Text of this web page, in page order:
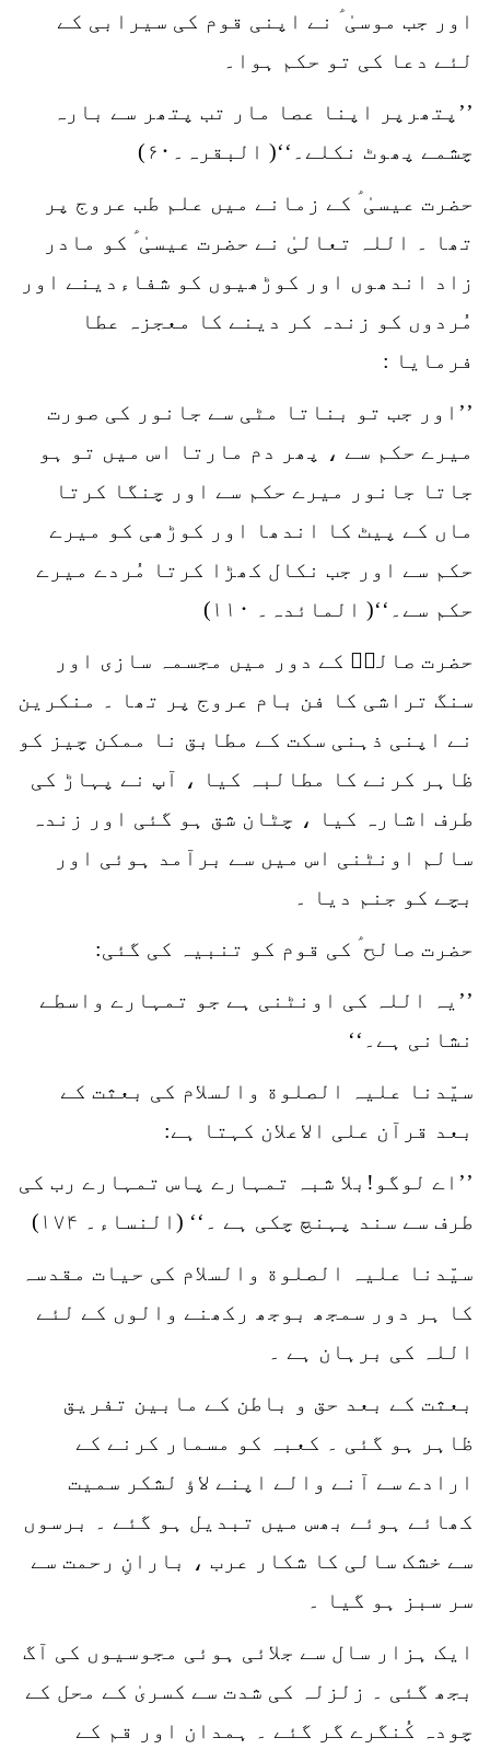
اور جب موسیٰ ؑ نے اپنی قوم کی سیرابی کے
لئے دعا کی تو حکم ہوا۔
’’پتھرپر اپنا عصا مار تب پتھر سے بارہ
چشمے پھوٹ نکلے۔‘‘( البقرہ۔۶۰)
حضرت عیسیٰ ؑ کے زمانے میں علم طب عروج پر
تھا ۔ اللہ تعالیٰ نے حضرت عیسیٰ ؑ کو مادر
زاد اندھوں اور کوڑھیوں کو شفاءدینے اور
مُردوں کو زندہ کر دینے کا معجزہ عطا
فرمایا :
’’اور جب تو بناتا مٹی سے جانور کی صورت
میرے حکم سے ، پھر دم مارتا اس میں تو ہو
جاتا جانور میرے حکم سے اور چنگا کرتا
ماں کے پیٹ کا اندھا اور کوڑھی کو میرے
حکم سے اور جب نکال کھڑا کرتا مُردے میرے
حکم سے۔‘‘( المائدہ۔ ۱۱۰)
حضرت صالحؑ کے دور میں مجسمہ سازی اور
سنگ تراشی کا فن بام عروج پر تھا ۔ منکرین
نے اپنی ذہنی سکت کے مطابق نا ممکن چیز کو
ظاہر کرنے کا مطالبہ کیا ، آپ نے پہاڑ کی
طرف اشارہ کیا ، چٹان شق ہو گئی اور زندہ
سالم اونٹنی اس میں سے برآمد ہوئی اور
بچے کو جنم دیا ۔
حضرت صالح ؑ کی قوم کو تنبیہ کی گئی:
’’یہ اللہ کی اونٹنی ہے جو تمہارے واسطے
نشانی ہے۔‘‘
سیّدنا علیہ الصلوة والسلام کی بعثت کے
بعد قرآن علی الاعلان کہتا ہے:
’’اے لوگو!بلا شبہ تمہارے پاس تمہارے رب کی
طرف سے سند پہنچ چکی ہے ۔‘‘ (النساء۔ ۱۷۴)
سیّدنا علیہ الصلوة والسلام کی حیات مقدسہ
کا ہر دور سمجھ بوجھ رکھنے والوں کے لئے
اللہ کی برہان ہے ۔
بعثت کے بعد حق و باطن کے مابین تفریق
ظاہر ہو گئی ۔ کعبہ کو مسمار کرنے کے
ارادے سے آنے والے اپنے لاؤ لشکر سمیت
کھائے ہوئے بھس میں تبدیل ہو گئے ۔ برسوں
سے خشک سالی کا شکار عرب ، بارانِ رحمت سے
سر سبز ہو گیا ۔
ایک ہزار سال سے جلائی ہوئی مجوسیوں کی آگ
بجھ گئی ۔ زلزلہ کی شدت سے کسریٰ کے محل کے
چودہ کُنگرے گر گئے ۔ ہمدان اور قم کے